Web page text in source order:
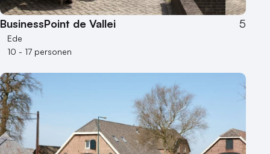
BusinessPoint de Vallei 5
Ede
10 - 17 personen